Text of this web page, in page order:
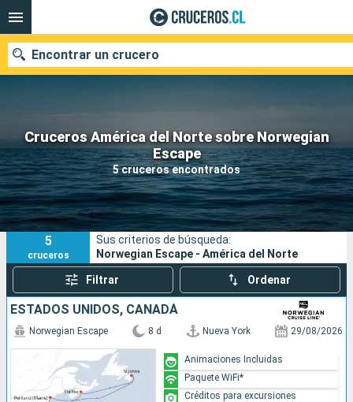
Cruceros América del Norte sobre Norwegian
Escape
5 cruceros encontrados
Encontrar un crucero
Nuestros destinos
Fecha de salida
Puertos Compañías
Buscar
5
cruceros
Sus criterios de búsqueda:
Norwegian Escape - América del Norte
Filtrar Ordenar
ESTADOS UNIDOS, CANADÁ
Norwegian Escape 8 d Nueva York 29/08/2026
Animaciones Incluidas
Paquete WiFi*
Créditos para excursiones